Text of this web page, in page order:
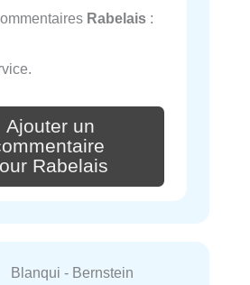
Rabelais :
Ajouter un
Rabelais
Blanqui - Bernstein